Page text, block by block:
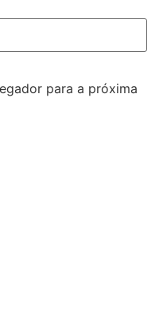
para a próxima